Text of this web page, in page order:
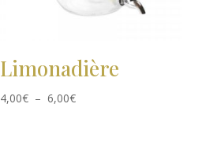
Limonadière
4,00€ – 6,00€Plage